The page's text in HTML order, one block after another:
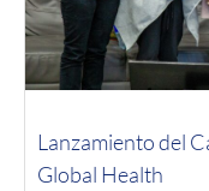
Lanzamiento del
Global Health